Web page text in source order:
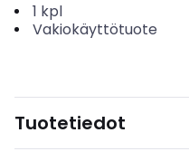
1 kpl
Vakiokäyttötuote
Tuotetiedot